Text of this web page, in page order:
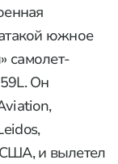
южное
самолет-
Он
и вылетел